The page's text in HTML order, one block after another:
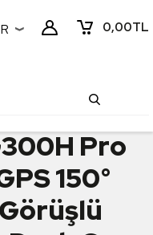
0,00TL
Pro
150°